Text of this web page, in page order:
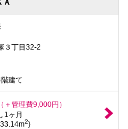
Ａ
３丁目32-2
建て
（＋管理費9,000円）
1ヶ月
2)